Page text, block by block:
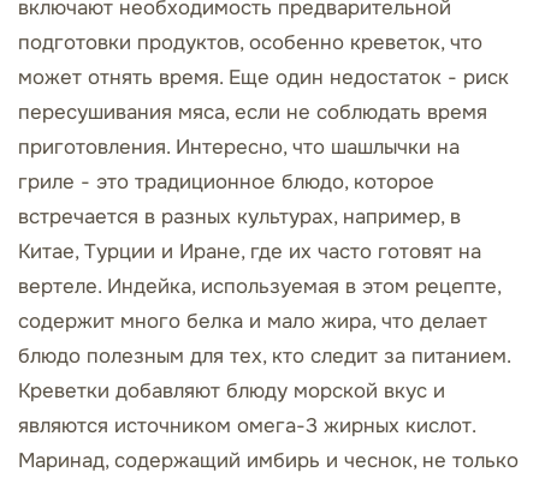
включают необходимость предварительной
подготовки продуктов, особенно креветок, что
может отнять время. Еще один недостаток - риск
пересушивания мяса, если не соблюдать время
приготовления. Интересно, что шашлычки на
гриле - это традиционное блюдо, которое
встречается в разных культурах, например, в
Китае, Турции и Иране, где их часто готовят на
вертеле. Индейка, используемая в этом рецепте,
содержит много белка и мало жира, что делает
блюдо полезным для тех, кто следит за питанием.
Креветки добавляют блюду морской вкус и
являются источником омега-3 жирных кислот.
Маринад, содержащий имбирь и чеснок, не только